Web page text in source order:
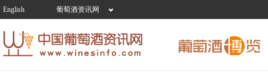
English 葡萄酒资讯网